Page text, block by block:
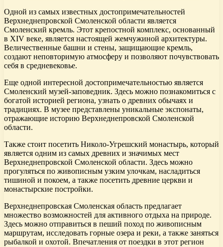
Одной из самых известных достопримечательностей
Верхнеднепровской Смоленской области является
Смоленский кремль. Этот крепостной комплекс, основанный
в XIV веке, является настоящей жемчужиной архитектуры.
Величественные башни и стены, защищающие кремль,
создают неповторимую атмосферу и позволяют почувствовать
себя в средневековье.
Еще одной интересной достопримечательностью является
Смоленский музей-заповедник. Здесь можно познакомиться с
богатой историей региона, узнать о древних обычаях и
традициях. В музее представлены уникальные экспонаты,
отражающие историю Верхнеднепровской Смоленской
области.
Также стоит посетить Николо-Угрешский монастырь, который
является одним из самых древних и значимых мест
Верхнеднепровской Смоленской области. Здесь можно
прогуляться по живописным узким улочкам, насладиться
тишиной и покоем, а также посетить древние церкви и
монастырские постройки.
Верхнеднепровская Смоленская область предлагает
множество возможностей для активного отдыха на природе.
Здесь можно отправиться в пеший поход по живописным
маршрутам, исследовать горные озера и реки, а также заняться
рыбалкой и охотой. Впечатления от поездки в этот регион